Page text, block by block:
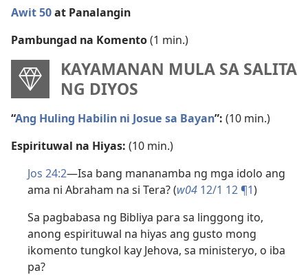
Awit 50at Panalangin
Pambungad na Komento(1 min.)
KAYAMANAN MULA SA SALITA
NG DIYOS
“Ang Huling Habilin ni Josue sa Bayan”: (10 min.)
Espirituwal na Hiyas: (10 min.)
Jos 24:2—Isa bang mananamba ng mga idolo ang
ama ni Abraham na si Tera? (w04 12/1 12 ¶1)
Sa pagbabasa ng Bibliya para sa linggong ito,
anong espirituwal na hiyas ang gusto mong
ikomento tungkol kay Jehova, sa ministeryo, o iba
pa?